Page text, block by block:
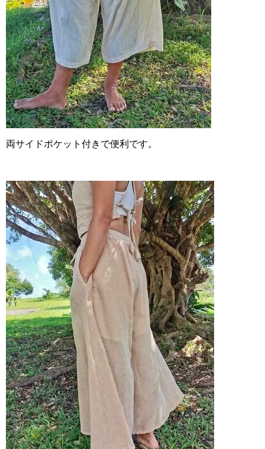
両サイドポケット付きで便利です。